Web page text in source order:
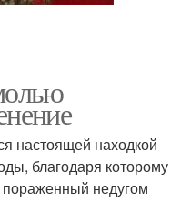
настоящей находкой
благодаря которому
пораженный недугом